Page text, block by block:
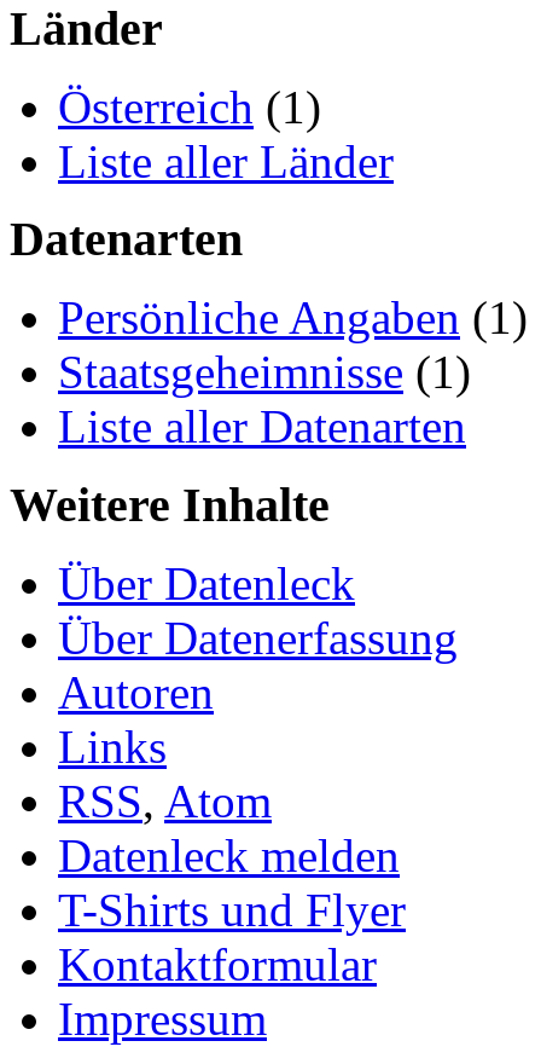
Länder
Österreich (1)
Liste aller Länder
Datenarten
Persönliche Angaben (1)
Staatsgeheimnisse (1)
Liste aller Datenarten
Weitere Inhalte
Über Datenleck
Über Datenerfassung
Autoren
Links
RSS, Atom
Datenleck melden
T-Shirts und Flyer
Kontaktformular
Impressum